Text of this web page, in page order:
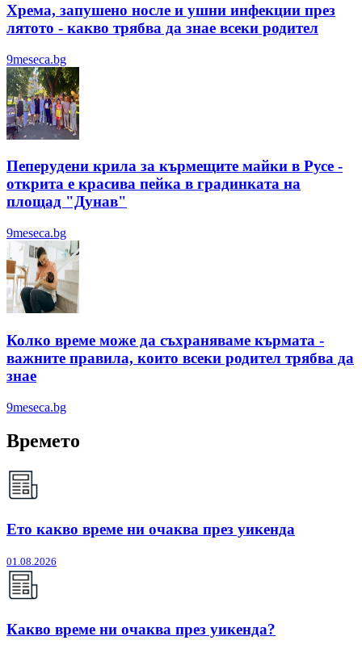
Хрема, запушено носле и ушни инфекции през
лятотo - какво трябва да знае всеки родител
9meseca.bg
Пеперудени крила за кърмещите майки в Русе -
открита е красива пейка в градинката на
площад "Дунав"
9meseca.bg
Колко време може да съхраняваме кърмата -
важните правила, които всеки родител трябва да
знае
9meseca.bg
Времето
Ето какво време ни очаква през уикенда
01.08.2026
Какво време ни очаква през уикенда?